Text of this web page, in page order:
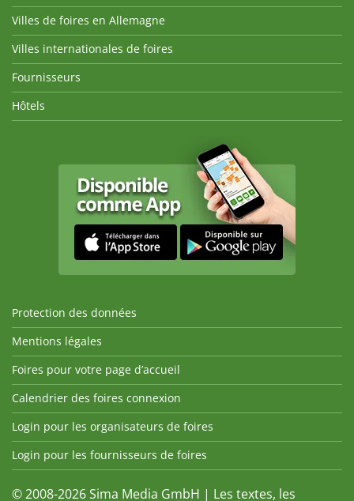
Villes de foires en Allemagne
Villes internationales de foires
Fournisseurs
Hôtels
Protection des données
Mentions légales
Foires pour votre page d’accueil
Calendrier des foires connexion
Login pour les organisateurs de foires
Login pour les fournisseurs de foires
© 2008-2026 Sima Media GmbH | Les textes, les